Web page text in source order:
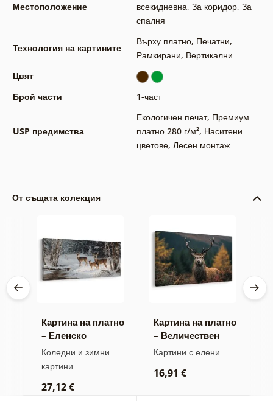
Местоположение
всекидневна, За коридор, За
спалня
Технология на картините
Върху платно, Печатни,
Рамкирани, Вертикални
Цвят
Брой части
1-част
USP предимства
Екологичен печат, Премиум
платно 280 г/м², Наситени
цветове, Лесен монтаж
От същата колекция
Картина на платно
– Еленско
семейство през
зимата
Коледни и зимни
картини
27,12 €
Картина на платно
– Величествен
елен в гората
Картини с елени
16,91 €